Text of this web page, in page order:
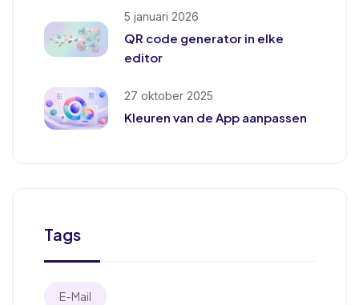
5 januari 2026
QR code generator in elke
editor
27 oktober 2025
Kleuren van de App aanpassen
Tags
E-Mail